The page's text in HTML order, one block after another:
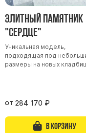
Семейные
Элитный памятник
"Сердце"
Уникальная модель,
подходящая под
размеры на новых
от 284 170 ₽
В корзину